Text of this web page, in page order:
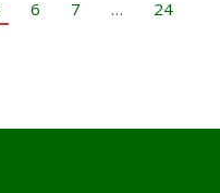
6 7 …
24